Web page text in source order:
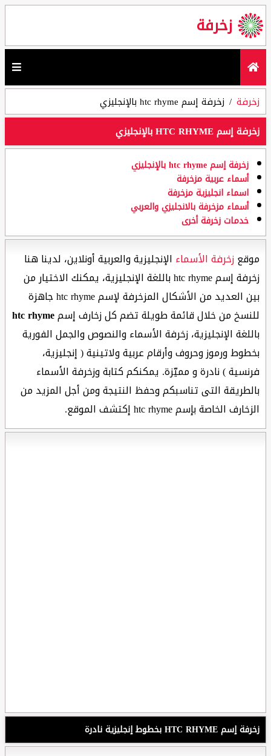
زخرفة
زخرفة
زخرفة إسم htc rhyme بالإنجليزي
زخرفة إسم HTC RHYME بالإنجليزي
زخرفة إسم htc rhyme بالإنجليزي
أسماء عربية مزخرفة
اسماء انجليزية مزخرفة
أسماء مزخرفة بالانجليزي والعربي
خدمات زخرفة أخرى
موقعزخرفة الأسماء الإنجليزية والعربية أونلاين، لدينا هنا
زخرفة إسم htc rhyme باللغة الإنجليزية، يمكنك الاختيار من
بين العديد من الأشكال المزخرفة لإسم htc rhyme جاهزة
للنسخ من خلال قائمة طويلة تضم كل زخارف إسمhtc rhyme
باللغة الإنجليزية، زخرفة الأسماء والنصوص والجمل الفورية
بخطوط ورموز وحروف وأرقام عربية ولاتينية ( إنجليزية،
فرنسية ) نادرة و مميّزة. يمكنكم كتابة وزخرفة الأسماء
بالطريقة التى تناسبكم وحفظ النتيجة ومن أجل المزيد من
الزخارف الخاصة بإسم htc rhyme إكتشف الموقع.
زخرفة إسم HTC RHYME بخطوط إنجليزية نادرة